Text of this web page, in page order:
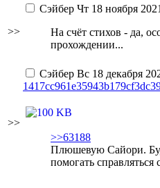
>>
Сэйбер Чт 18 ноября
На счёт стихов - да,
прохождении...
>>
Сэйбер Вс 18 декабря
>>63188
Плюшевую Сайори.
помогать справляться